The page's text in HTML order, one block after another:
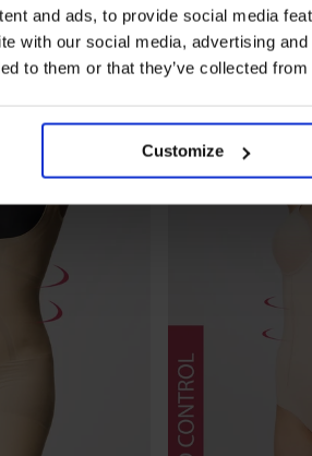
and ads, to provide social media
with our social media, advertising
to them or that they’ve collected
Customize